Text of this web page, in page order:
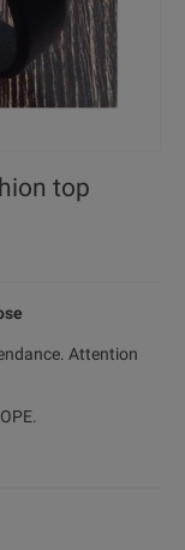
top
Attention